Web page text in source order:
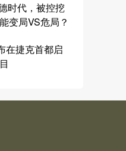
时代，被控挖
变局VS危局？
在捷克首都启